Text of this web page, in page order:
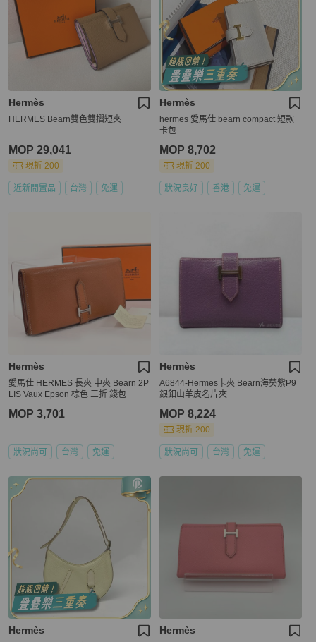
Hermès
HERMES Bearn雙色雙摺短夾
MOP 29,041
現折 200
近新閒置品 台灣 免運
Hermès
hermes 愛馬仕 bearn compact 短款
卡包
MOP 8,702
現折 200
狀況良好 香港 免運
Hermès
愛馬仕 HERMES 長夾 中夾 Bearn 2P
LIS Vaux Epson 棕色 三折 錢包
MOP 3,701
狀況尚可 台灣 免運
Hermès
A6844-Hermes卡夾 Bearn海葵紫P9
銀釦山羊皮名片夾
MOP 8,224
現折 200
狀況尚可 台灣 免運
Hermès Hermès